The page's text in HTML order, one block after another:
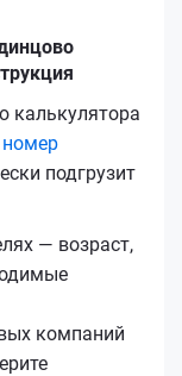
калькулятора
номер
подгрузит
— возраст,
компаний